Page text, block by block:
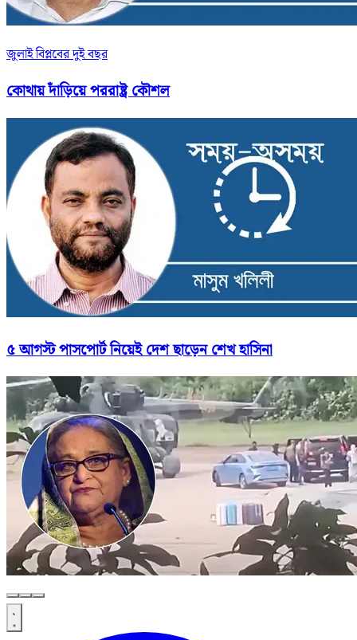
জুলাই বিপ্লবের দুই বছর
কোথায় দাঁড়িয়ে পররাষ্ট্র কৌশল
৫ আগস্ট পাসপোর্ট নিয়েই দেশ ছাড়েন শেখ হাসিনা